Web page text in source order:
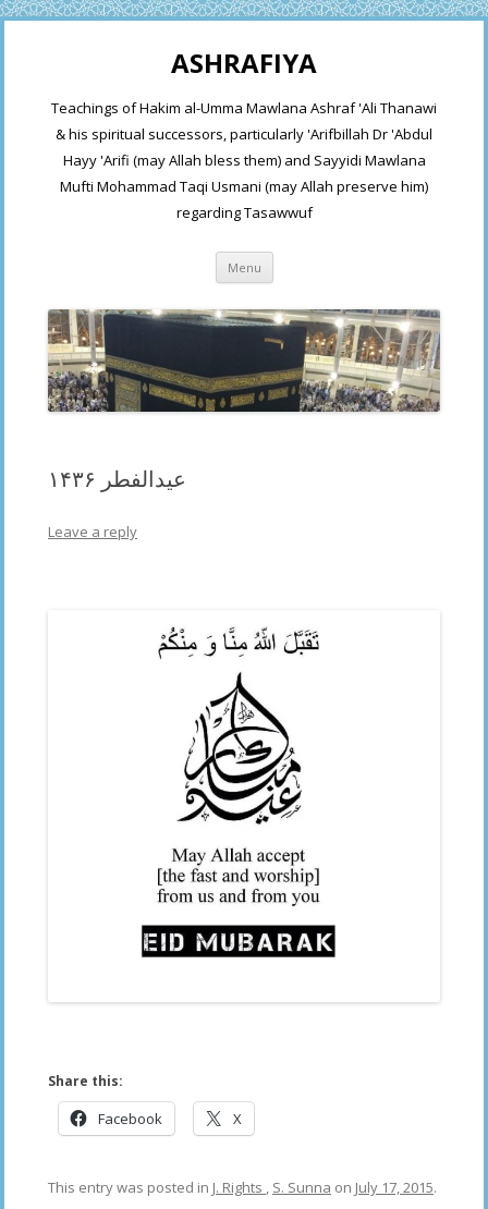
ASHRAFIYA
Teachings of Hakim al-Umma Mawlana Ashraf 'Ali Thanawi
& his spiritual successors, particularly 'Arifbillah Dr 'Abdul
Hayy 'Arifi (may Allah bless them) and Sayyidi Mawlana
Mufti Mohammad Taqi Usmani (may Allah preserve him)
regarding Tasawwuf
Menu Skip
content
عیدالفطر ۱۴۳۶
Leave a reply
Share this:
Facebook X
This entry was posted in J. Rights , S. Sunna on July 17, 2015.